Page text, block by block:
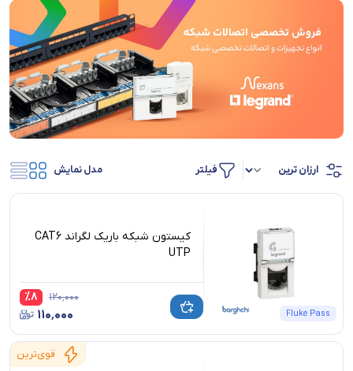
فیلتر مدل نمایش
Fluke Pass
کیستون شبکه باریک لگراند CAT6
UTP
۱۲۰٬۰۰۰ %8
۱۱۰٬۰۰۰
قوی‌ترین